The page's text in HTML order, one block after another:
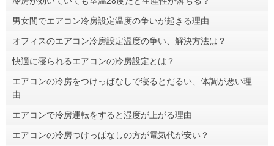
男女間でエアコン冷房設定温度の争いが起きる理由
オフィスのエアコン冷房設定温度の争い、解決方法は？
快適に寝られるエアコンの冷房設定とは？
エアコンの冷房をつけっぱなしで寝るとだるい、体調が悪い理
由
エアコンで冷房運転をすると湿度が上がる理由
エアコンの冷房つけっぱなしの方が電気代が安い？